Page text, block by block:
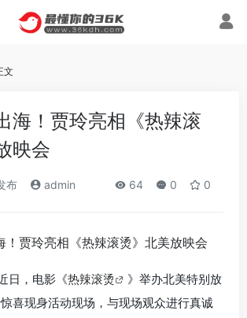
文
海！贾玲亮相《热辣滚
映会
布 admin 64 0 0
日，电影《热辣滚烫
》举办北美特别放
喜现身活动现场，与现场观众进行真诚